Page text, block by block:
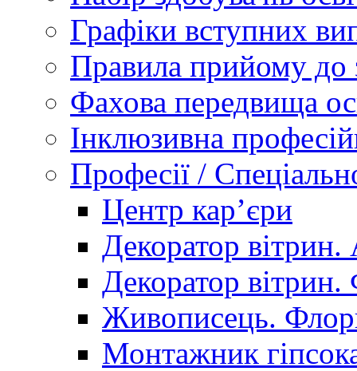
Графіки вступних
Правила прийому до
Фахова передвища
Інклюзивна
Професії /
Центр кар’єри
Декоратор вітрин.
Декоратор вітрин.
Живописець.
Монтажник